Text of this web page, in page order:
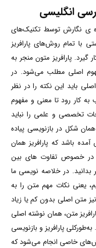
انگلیسی
ی نگارش توسط تکنیک‌های
با تمام روش‌های پارافریز
گیرد. پارافریز متون منجر به
اصلی مطلب می‌شود. در
باید این نکته را در نظر
کار رود تا معنی و مفهوم
تخصصی و علمی را نباید
همان شکل در بازنویسی پیاده
باشد که پارافریز همان
در خصوص تفاوت های بین
بدانید. در خلاصه نویسی ما
یعنی نکات مهم متن را به
متن اصلی بدون کم یا زیاد
متن، همان نوشته اصلی
پارافریز و بازنویسی
خاصی انجام می‌شود که